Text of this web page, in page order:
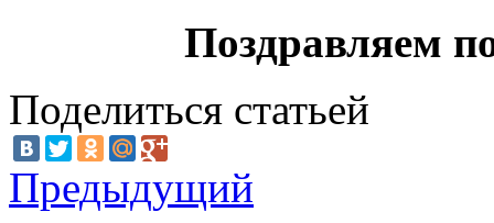
Поздравляем
Поделиться статьей
Предыдущий